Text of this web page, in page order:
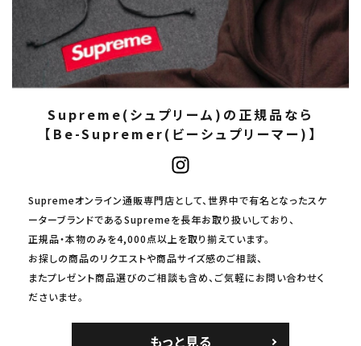
Supreme(シュプリーム)の正規品なら
【Be-Supremer(ビーシュプリーマー)】
Supremeオンライン通販専門店として、世界中で有名となったスケ
ーターブランドであるSupremeを長年お取り扱いしており、
正規品・本物のみを4,000点以上を取り揃えています。
お探しの商品のリクエストや商品サイズ感のご相談、
またプレゼント商品選びのご相談も含め、ご気軽にお問い合わせく
ださいませ。
もっと見る